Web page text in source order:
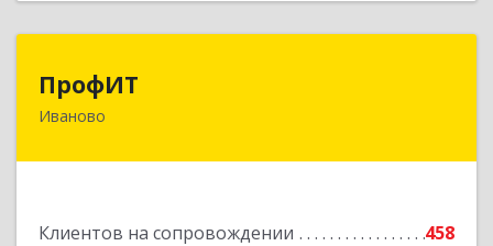
ПрофИТ
Иваново
Клиентов на сопровождении
458
153000, Ивановская обл, г.о. город Иваново,
Подробнее